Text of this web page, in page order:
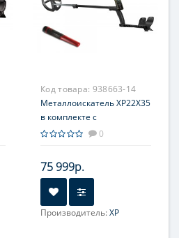
Код товара: 938663-14
Металлоискатель XP22X35
в комплекте с
пинпойнтером MI-6
0
75 999р.
Производитель:XP